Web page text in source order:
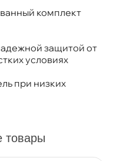
комплект
защитой от
условиях
при низких
товары